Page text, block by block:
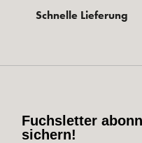
Schnelle Lieferung
Fuchsletter
sichern!